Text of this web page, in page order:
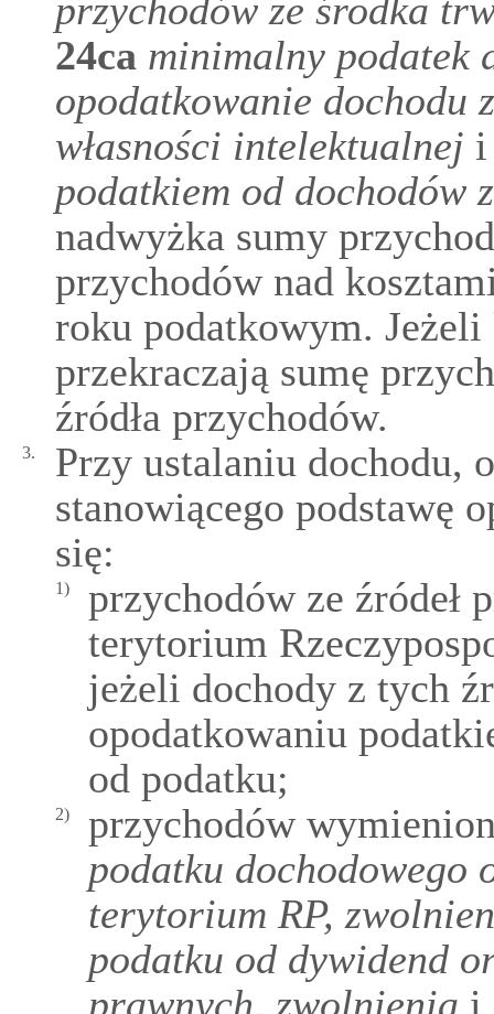
przychodów ze środka
24ca minimalny podatek
opodatkowanie dochodu
własności intelektualnej i
podatkiem od dochodów
nadwyżka sumy
przychodów nad
roku podatkowym.
przekraczają sumę
źródła przychodów.
3.
Przy ustalaniu dochodu,
stanowiącego podstawę
się:
1)
przychodów ze źródeł
terytorium
jeżeli dochody z tych
opodatkowaniu
od podatku;
2)
przychodów
podatku dochodowego
terytorium RP,
podatku od dywidend
prawnych, zwolnienia i